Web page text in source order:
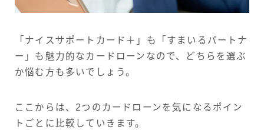
「ナイスサポートカード＋」も「すまいるパートナ
ー」も魅力的なカードローンなので、どちらを選ぶ
か悩む方も多いでしょう。
ここからは、2つのカードローンを気になるポイン
トごとに比較していきます。